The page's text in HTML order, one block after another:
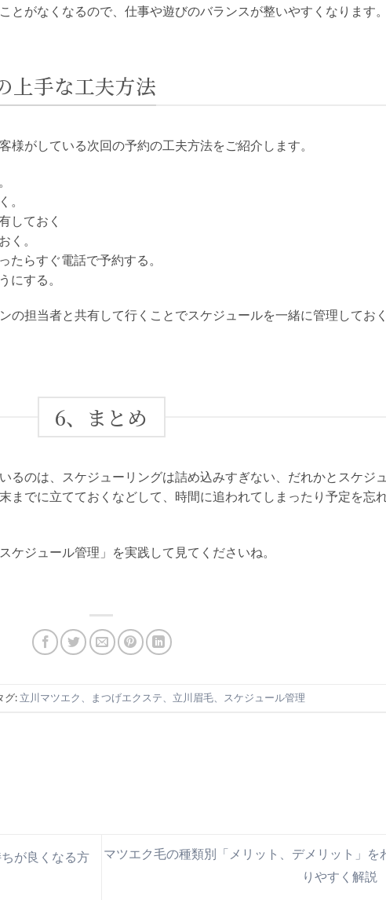
とがなくなるので、仕事や遊びのバランスが整いやすくなります
上手な工夫方法
様がしている次回の予約の工夫方法をご紹介します。
。
しておく
く。
らすぐ電話で予約する。
にする。
の担当者と共有して行くことでスケジュールを一緒に管理してお
6、まとめ
るのは、スケジューリングは詰め込みすぎない、だれかとスケジ
までに立てておくなどして、時間に追われてしまったり予定を忘
ケジュール管理」を実践して見てくださいね。
: 立川マツエク、まつげエクステ、立川眉毛、スケジュール管理
が良くなる方
マツエク毛の種類別「メリット、デメリット」を
りやすく解説